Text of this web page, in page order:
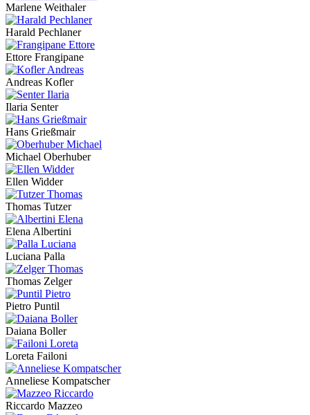
Marlene Weithaler
Harald Pechlaner
Ettore Frangipane
Andreas Kofler
Ilaria Senter
Hans Grießmair
Michael Oberhuber
Ellen Widder
Thomas Tutzer
Elena Albertini
Luciana Palla
Thomas Zelger
Pietro Puntil
Daiana Boller
Loreta Failoni
Anneliese Kompatscher
Riccardo Mazzeo